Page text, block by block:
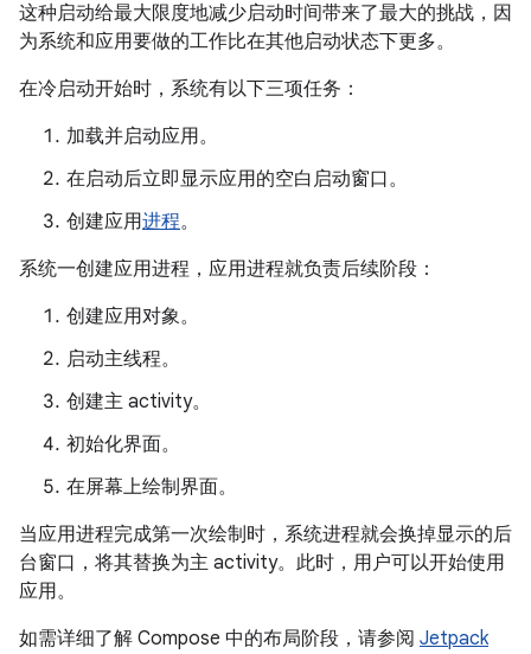
这种启动给最大限度地减少启动时间带来了最大的挑战，因
为系统和应用要做的工作比在其他启动状态下更多。
在冷启动开始时，系统有以下三项任务：
加载并启动应用。
在启动后立即显示应用的空白启动窗口。
创建应用进程。
系统一创建应用进程，应用进程就负责后续阶段：
创建应用对象。
启动主线程。
创建主 activity。
初始化界面。
在屏幕上绘制界面。
当应用进程完成第一次绘制时，系统进程就会换掉显示的后
台窗口，将其替换为主 activity。此时，用户可以开始使用
应用。
如需详细了解 Compose 中的布局阶段，请参阅 Jetpack